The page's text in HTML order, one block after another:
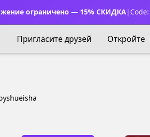
ограничено — 15% СКИДКА| Code:
Пригласите друзей Откройте